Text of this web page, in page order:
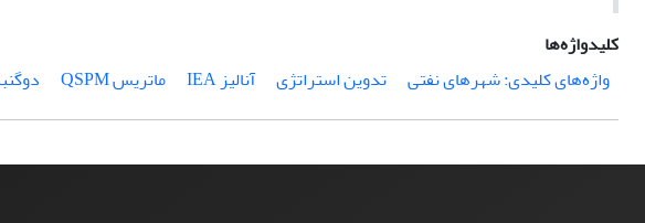
کلیدواژه‌ها
واژه‌های کلیدی: شهرهای نفتی
تدوین استراتژی آنالیز IEA ماتریس QSPM